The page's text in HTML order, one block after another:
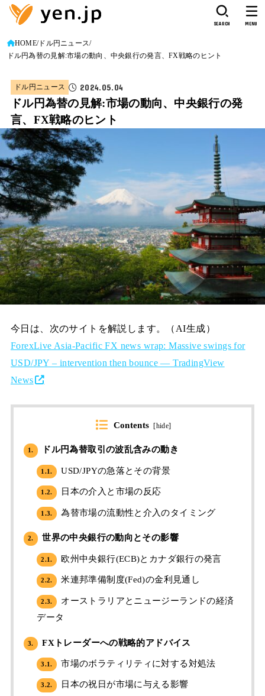
SEARCH MENU
HOME ドル円ニュース
ドル円為替の見解:市場の動向、中央銀行の発言、FX戦略のヒント
ドル円ニュース 2024.05.04
ドル円為替の見解:市場の動向、中央銀行の発
言、FX戦略のヒント
今日は、次のサイトを解説します。（AI生成）
ForexLive Asia-Pacific FX news wrap: Massive swings for
USD/JPY – intervention then bounce — TradingView
News
Contents [hide]
1. ドル円為替取引の波乱含みの動き
1.1. USD/JPYの急落とその背景
1.2. 日本の介入と市場の反応
1.3. 為替市場の流動性と介入のタイミング
2. 世界の中央銀行の動向とその影響
2.1. 欧州中央銀行(ECB)とカナダ銀行の発言
2.2. 米連邦準備制度(Fed)の金利見通し
2.3.
オーストラリアとニュージーランドの経済
データ
3. FXトレーダーへの戦略的アドバイス
3.1. 市場のボラティリティに対する対処法
3.2. 日本の祝日が市場に与える影響